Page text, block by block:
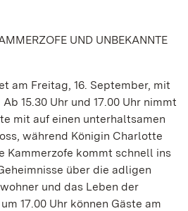
UND UNBEKANNTE
am Freitag, 16. September, mit
15.30 Uhr und 17.00 Uhr nimmt
mit auf einen unterhaltsamen
während Königin Charlotte
Kammerzofe kommt schnell ins
über die adligen
und das Leben der
17.00 Uhr können Gäste am